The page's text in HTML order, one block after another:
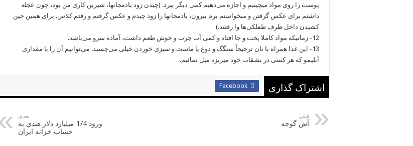
پوست را روی مواد میچینیم و اجازه می‌دهیم کمی دیگر بپزد. (چیدن زود بادمجانها، شیرین کاری من بود، چون عجله
داشتم برای عکس گرفتن و میخواستم برم بیرون، بادمجانها را زود چیدم و عکس گرفتم و رفتم کلاس. برای همین حین
کشیدن داخل ظرف طفلکی‌ها وا رفتند.)
12- زمانیکه مواد کاملا پخت و جا افتاد و کمی آب چرب و خوش طعم داشت، آماده سرو می‌باشد.
13- این غذا همراه با نان ترجیحاً سنگگ و دوغ یا ماست و سبزی خوردن خیلی می‌چسبد. می‌توانیم آن را با مقداری
آبلیمو که هر کسی در بشقاب خود میریزد میل نمائیم.
اشتراک گذاری Facebook
قبلی
آش گوجه
بعدی
ورود 1/4 ميليارد دلار هندي به
حساب خزانه ايران